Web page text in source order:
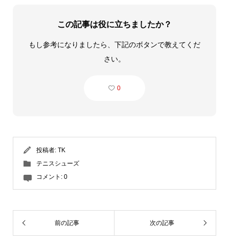
この記事は役に立ちましたか？
もし参考になりましたら、下記のボタンで教えてくだ
さい。
0
投稿者: TK
テニスシューズ
コメント: 0
前の記事 次の記事